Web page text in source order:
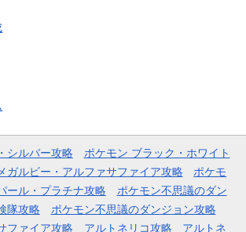
シルバー攻略
ポケモン ブラック・ホワイト
ガルビー・アルファサファイア攻略
ポケモ
ール・プラチナ攻略
ポケモン不思議のダン
隊攻略
ポケモン不思議のダンジョン攻略
ファイア攻略
アルトネリコ攻略 アルトネ